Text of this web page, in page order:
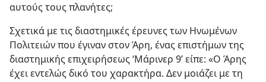
αυτούς τους πλανήτες;
Σχετικά με τις διαστημικές έρευνες των Ηνωμένων
Πολιτειών που έγιναν στον Άρη, ένας επιστήμων της
διαστημικής επιχειρήσεως ‘Μάρινερ 9’ είπε: «Ο Άρης
έχει εντελώς δικό του χαρακτήρα. Δεν μοιάζει με τη